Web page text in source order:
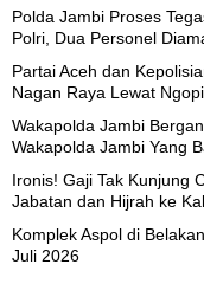
Polda Jambi Proses
Polri, Dua Personel
Partai Aceh dan
Nagan Raya Lewat
Wakapolda Jambi
Wakapolda Jambi Yang
Ironis! Gaji Tak Kunjung
Jabatan dan Hijrah ke
Komplek Aspol di
Juli 2026